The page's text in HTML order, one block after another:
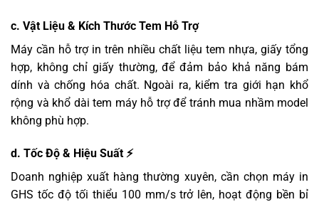
c. Vật Liệu & Kích Thước Tem Hỗ Trợ
Máy cần hỗ trợ in trên nhiều chất liệu tem nhựa, giấy tổng
hợp, không chỉ giấy thường, để đảm bảo khả năng bám
dính và chống hóa chất. Ngoài ra, kiểm tra giới hạn khổ
rộng và khổ dài tem máy hỗ trợ để tránh mua nhầm model
không phù hợp.
d. Tốc Độ & Hiệu Suất ⚡
Doanh nghiệp xuất hàng thường xuyên, cần chọn máy in
GHS tốc độ tối thiểu 100 mm/s trở lên, hoạt động bền bỉ